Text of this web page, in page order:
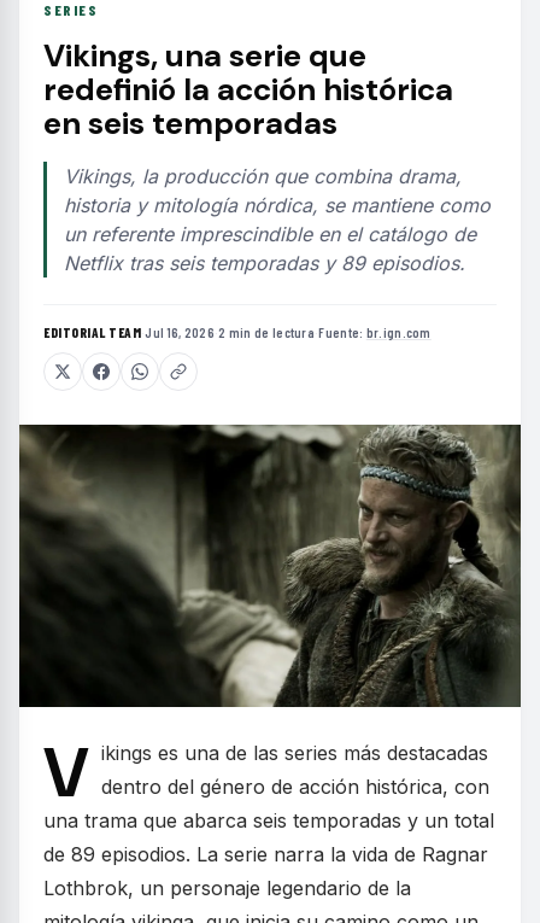
SERIES
Vikings, una serie que
redefinió la acción histórica
en seis temporadas
Vikings, la producción que combina drama,
historia y mitología nórdica, se mantiene como
un referente imprescindible en el catálogo de
Netflix tras seis temporadas y 89 episodios.
EDITORIAL TEAM·Jul 16, 2026·2 min de lectura·Fuente: br.ign.com
V ikings es una de las series más destacadas
dentro del género de acción histórica, con
una trama que abarca seis temporadas y un total
de 89 episodios. La serie narra la vida de Ragnar
Lothbrok, un personaje legendario de la